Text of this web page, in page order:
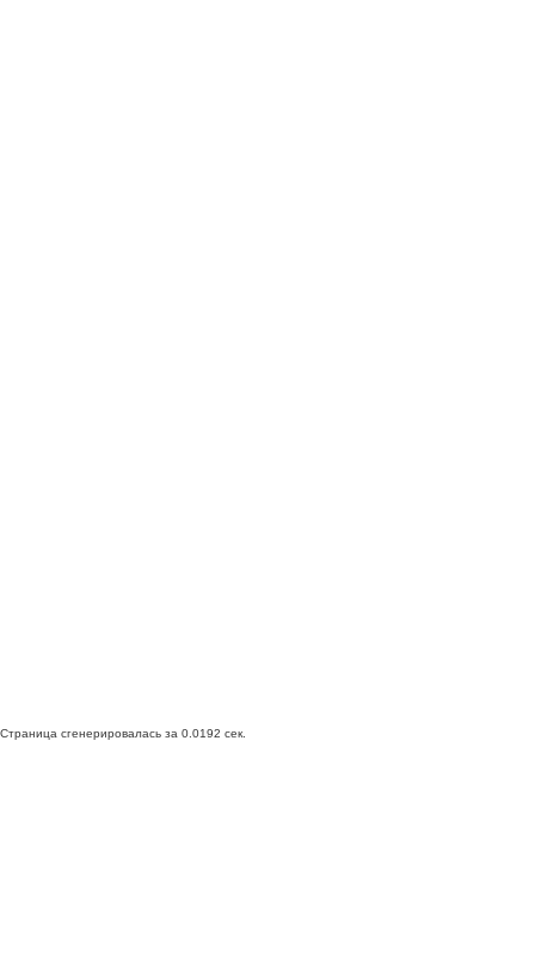
Страница сгенерировалась за 0.0192 сек.